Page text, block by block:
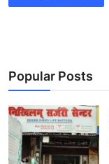
Popular Posts